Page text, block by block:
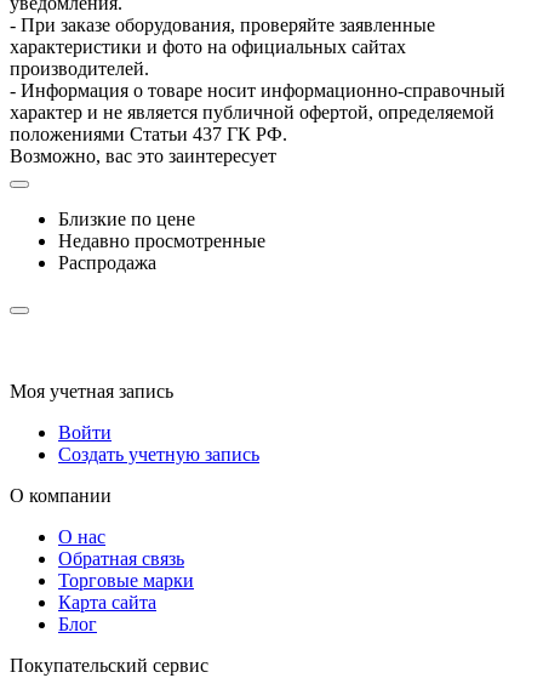
- При заказе оборудования, проверяйте заявленные
характеристики и фото на официальных сайтах
производителей.
- Информация о товаре носит информационно-справочный
характер и не является публичной офертой, определяемой
положениями Статьи 437 ГК РФ.
Возможно, вас это заинтересует
Близкие по цене
Недавно просмотренные
Распродажа
Моя учетная запись
Войти
Создать учетную запись
О компании
О нас
Обратная связь
Торговые марки
Карта сайта
Блог
Покупательский сервис